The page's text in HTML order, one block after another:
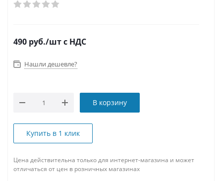
490 руб./штс НДС
Нашли дешевле?
В корзину
Купить в 1 клик
Цена действительна только для интернет-магазина и может
отличаться от цен в розничных магазинах